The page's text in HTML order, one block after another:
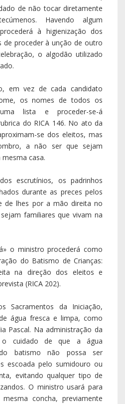
de não tocar diretamente
Havendo algum
à higienização dos
de proceder à unção de outro
o algodão utilizado
em vez de cada candidato
os nomes de todos os
lista e proceder-se-á
do RICA 146. No ato da
se dos eleitos, mas
a não ser que sejam
casa.
escrutínios, os padrinhos
durante as preces pelos
de lhes por a mão direita no
familiares que vivam na
o ministro procederá como
do Batismo de Crianças:
na direção dos eleitos e
(RICA 202).
Sacramentos da Iniciação,
água fresca e limpa, como
Pascal. Na administração da
o cuidado de que a água
batismo não possa ser
escoada pelo sumidouro ou
evitando qualquer tipo de
O ministro usará para
concha, previamente